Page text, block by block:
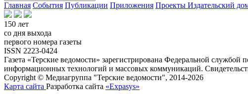
Главная События Публикации Приложения Проекты Издательский
150 лет
со дня выхода
первого номера газеты
ISSN 2223-0424
Газета «Терские ведомости» зарегистрирована Федеральной службой
информационных технологий и массовых коммуникаций.
Copyright © Медиагруппа "Терские ведомости", 2014-2026
Карта сайта Разработка сайта «Expasys»